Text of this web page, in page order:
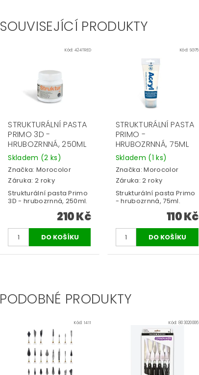
SOUVISEJÍCÍ PRODUKTY
Kód:424TRED
STRUKTURÁLNÍ PASTA
PRIMO 3D -
HRUBOZRNNÁ, 250ML
Skladem (2 ks)
Značka: Morocolor
Záruka: 2 roky
Strukturální pasta Primo
3D - hrubozrnná, 250ml.
210 Kč
Kód: SG75
STRUKTURÁLNÍ PASTA
PRIMO -
HRUBOZRNNÁ, 75ML
Skladem (1 ks)
Značka:Morocolor
Záruka: 2 roky
Strukturální pasta Primo
- hrubozrnná, 75ml.
110 Kč
PODOBNÉ PRODUKTY
Kód:1411 Kód: 803020006